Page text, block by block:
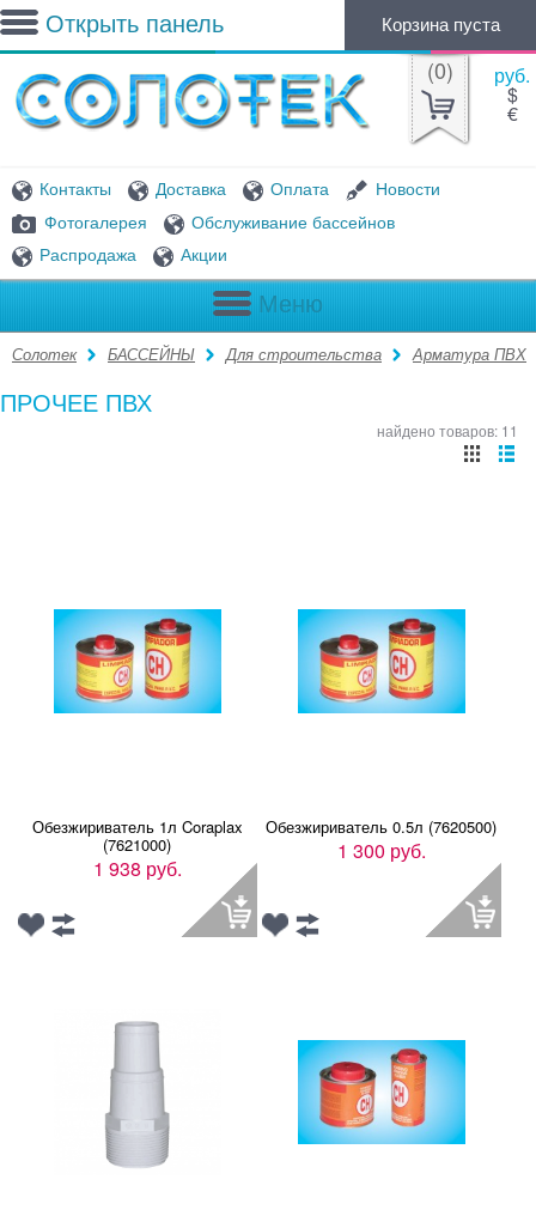
Открыть панель Корзина пуста
(0) руб.
$
€
Контакты Доставка Оплата
Новости
Фотогалерея
Обслуживание бассейнов
Распродажа
Акции
Меню
Солотек БАССЕЙНЫ Для строительства Арматура ПВХ
ПРОЧЕЕ ПВХ
найдено товаров: 11
Обезжириватель 1л Coraplax
(7621000)
1 938 руб.
Обезжириватель 0.5л (7620500)
1 300 руб.